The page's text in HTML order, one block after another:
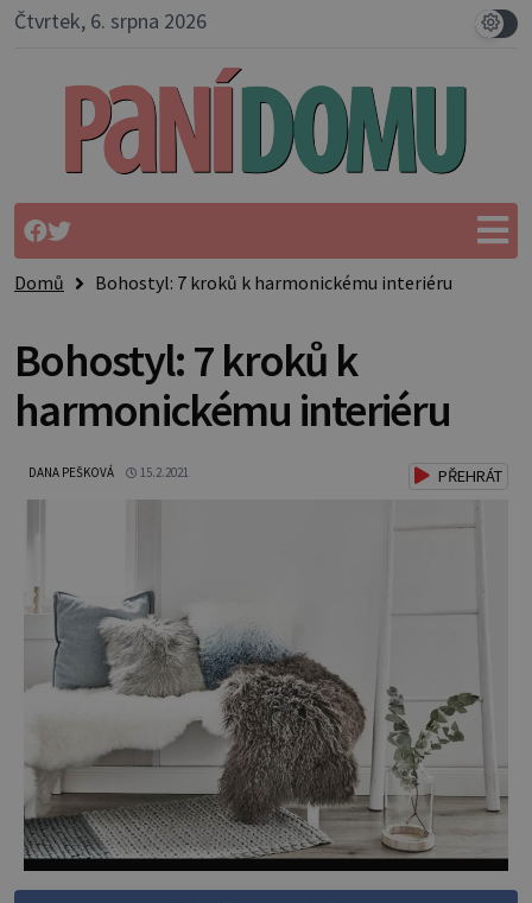
Čtvrtek, 6. srpna 2026
Domů Bohostyl: 7 kroků k harmonickému interiéru
Bohostyl: 7 kroků k
harmonickému interiéru
DANA PEŠKOVÁ 15.2.2021 PŘEHRÁT